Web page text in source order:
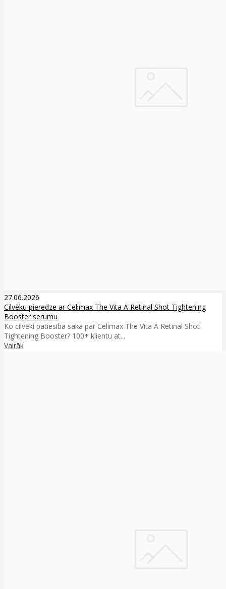
27.06.2026
Cilvēku pieredze ar Celimax The Vita A Retinal Shot Tightening
Booster serumu
Ko cilvēki patiesībā saka par Celimax The Vita A Retinal Shot
Tightening Booster? 100+ klientu at...
Vairāk